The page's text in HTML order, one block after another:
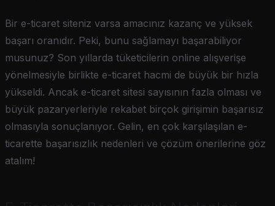
Bir e-ticaret siteniz varsa amacınız kazanç ve yüksek
başarı oranıdır. Peki, bunu sağlamayı başarabiliyor
musunuz? Son yıllarda tüketicilerin online alışverişe
yönelmesiyle birlikte e-ticaret hacmi de büyük bir hızla
yükseldi. Ancak e-ticaret sitesi sayısının fazla olması ve
büyük pazaryerleriyle rekabet birçok girişimin başarısız
olmasıyla sonuçlanıyor. Gelin, en çok karşılaşılan e-
ticarette başarısızlık nedenleri ve çözüm önerilerine göz
atalım!